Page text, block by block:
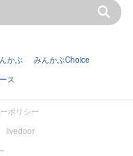
かぶ
みんかぶChoice
ス
ポリシー
livedoor